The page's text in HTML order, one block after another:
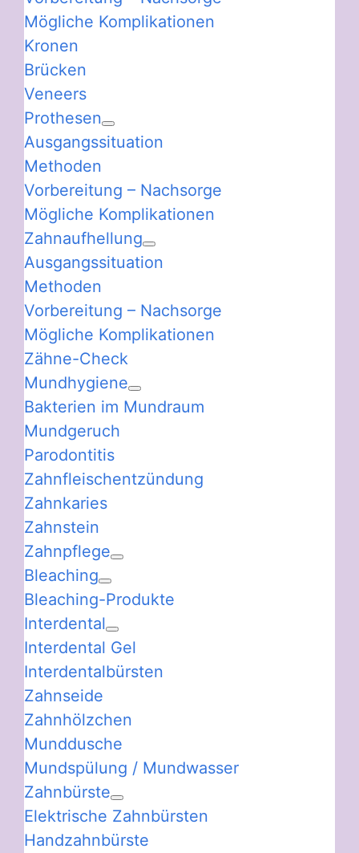
Mögliche Komplikationen
Kronen
Brücken
Veneers
Prothesen
Ausgangssituation
Methoden
Vorbereitung – Nachsorge
Mögliche Komplikationen
Zahnaufhellung
Ausgangssituation
Methoden
Vorbereitung – Nachsorge
Mögliche Komplikationen
Zähne-Check
Mundhygiene
Bakterien im Mundraum
Mundgeruch
Parodontitis
Zahnfleischentzündung
Zahnkaries
Zahnstein
Zahnpflege
Bleaching
Bleaching-Produkte
Interdental
Interdental Gel
Interdentalbürsten
Zahnseide
Zahnhölzchen
Munddusche
Mundspülung / Mundwasser
Zahnbürste
Elektrische Zahnbürsten
Handzahnbürste